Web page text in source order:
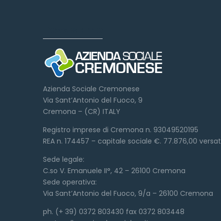
Azienda Sociale Cremonese
Via Sant’Antonio del Fuoco, 9
Cremona – (CR) ITALY
Registro imprese di Cremona n. 93049520195
REA n. 174457 – capitale sociale €. 77.876,00
Sede legale:
C.so V. Emanuele II°, 42 – 26100 Cremona
Sede operativa:
Via Sant’Antonio del Fuoco, 9/a – 26100 Cremona
ph. (+ 39) 0372 803430 fax 0372 803448